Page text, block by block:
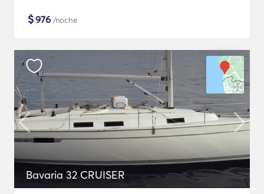
$976 /noche
Bavaria 32 CRUISER